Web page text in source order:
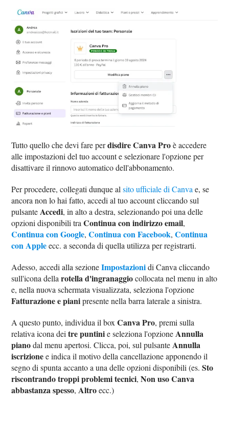
Tutto quello che devi fare perdisdire Canva Proè accedere
alle impostazioni del tuo account e selezionare l'opzione per
disattivare il rinnovo automatico dell'abbonamento.
Per procedere, collegati dunque alsito ufficiale di Canva e, se
ancora non lo hai fatto, accedi al tuo account cliccando sul
pulsante Accedi, in alto a destra, selezionando poi una delle
opzioni disponibili traContinua con indirizzo email,
Continua con Google,Continua con Facebook,Continua
con Appleecc. a seconda di quella utilizza per registrarti.
Adesso, accedi alla sezioneImpostazionidi Canva cliccando
sull'icona dellarotella d'ingranaggiocollocata nel menu in alto
e, nella nuova schermata visualizzata, seleziona l'opzione
Fatturazione e pianipresente nella barra laterale a sinistra.
A questo punto, individua il boxCanva Pro, premi sulla
relativa icona deitre puntinie seleziona l'opzione Annulla
pianodal menu apertosi. Clicca, poi, sul pulsante Annulla
iscrizionee indica il motivo della cancellazione apponendo il
segno di spunta accanto a una delle opzioni disponibili (es.Sto
riscontrando troppi problemi tecnici,Non uso Canva
abbastanza spesso, Altroecc.)